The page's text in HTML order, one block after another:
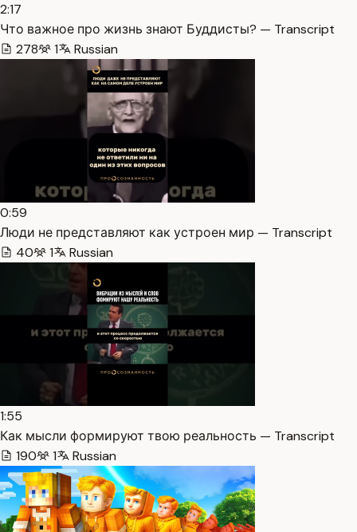
2:17
Что важное про жизнь знают Буддисты? — Transcript
278
1 Russian
0:59
Люди не представляют как устроен мир — Transcript
40
1 Russian
1:55
Как мысли формируют твою реальность — Transcript
190
1 Russian